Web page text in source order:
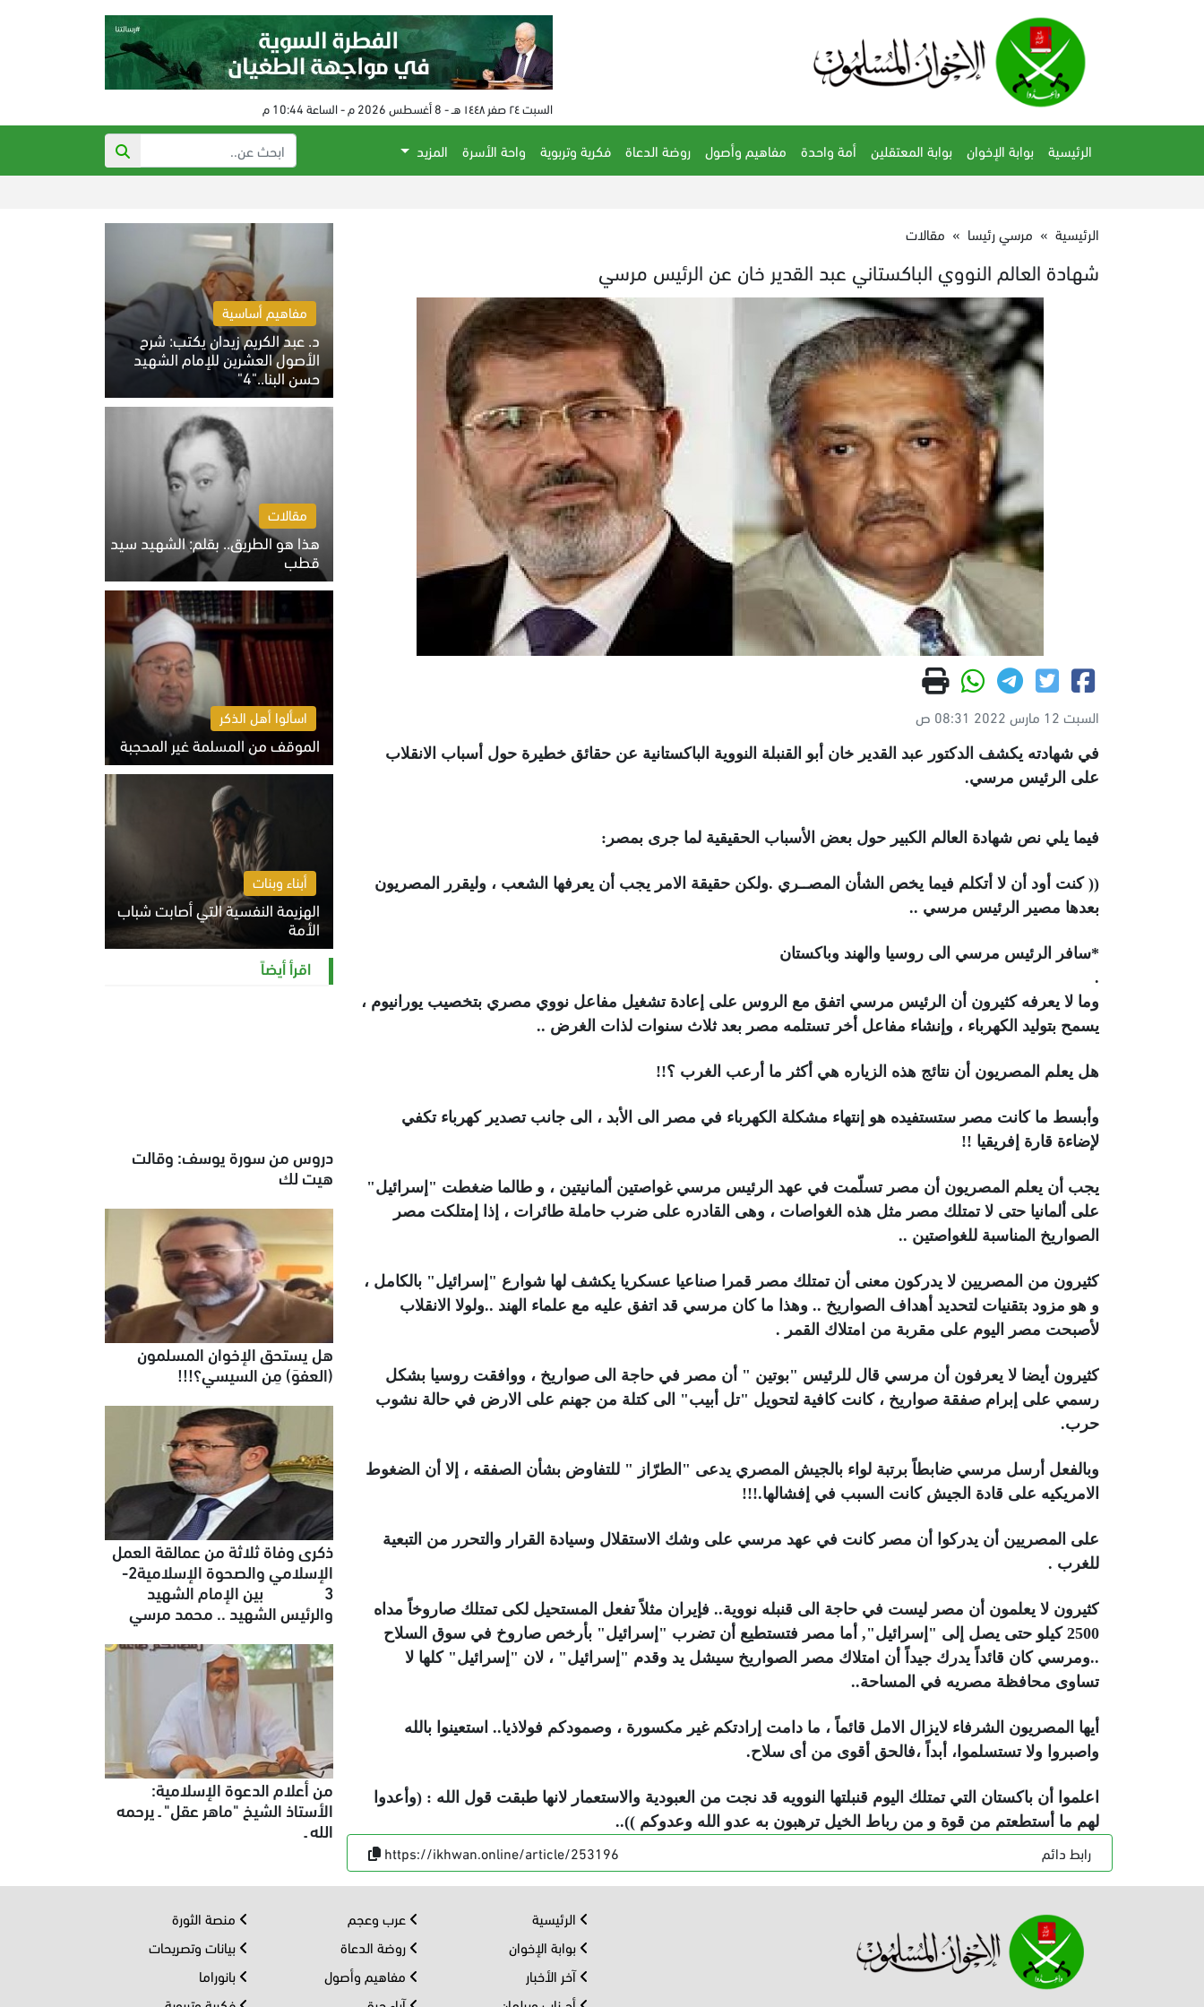
السبت ٢٤ صفر ١٤٤٨ هـ - 8 أغسطس 2026 م - الساعة 10:44 م
الرئيسية بوابة الإخوان بوابة المعتقلين أمة واحدة مفاهيم وأصول روضة الدعاة فكرية وتربوية واحة الأسرة
المزيد
الرئيسية » مرسي رئيسا » مقالات
شهادة العالم النووي الباكستاني عبد القدير خان عن الرئيس مرسي
السبت 12 مارس 2022 08:31 ص
في شهادته يكشف الدكتور عبد القدير خان أبو القنبلة النووية الباكستانية عن حقائق خطيرة حول أسباب الانقلاب
على الرئيس مرسي.
فيما يلي نص شهادة العالم الكبير حول بعض الأسباب الحقيقية لما جرى بمصر:
(( كنت أود أن لا أتكلم فيما يخص الشأن المصــري .ولكن حقيقة الامر يجب أن يعرفها الشعب ، وليقرر المصريون
بعدها مصير الرئيس مرسي ..
*سافر الرئيس مرسي الى روسيا والهند وباكستان
.
وما لا يعرفه كثيرون أن الرئيس مرسي اتفق مع الروس على إعادة تشغيل مفاعل نووي مصري بتخصيب يورانيوم ،
يسمح بتوليد الكهرباء ، وإنشاء مفاعل أخر تستلمه مصر بعد ثلاث سنوات لذات الغرض ..
هل يعلم المصريون أن نتائج هذه الزياره هي أكثر ما أرعب الغرب ؟!!
وأبسط ما كانت مصر ستستفيده هو إنتهاء مشكلة الكهرباء في مصر الى الأبد ، الى جانب تصدير كهرباء تكفي
لإضاءة قارة إفريقيا !!
يجب أن يعلم المصريون أن مصر تسلّمت في عهد الرئيس مرسي غواصتين ألمانيتين ، و طالما ضغطت "إسرائيل"
على ألمانيا حتى لا تمتلك مصر مثل هذه الغواصات ، وهى القادره على ضرب حاملة طائرات ، إذا إمتلكت مصر
الصواريخ المناسبة للغواصتين ..
كثيرون من المصريين لا يدركون معنى أن تمتلك مصر قمرا صناعيا عسكريا يكشف لها شوارع "إسرائيل" بالكامل ،
و هو مزود بتقنيات لتحديد أهداف الصواريخ .. وهذا ما كان مرسي قد اتفق عليه مع علماء الهند ..ولولا الانقلاب
لأصبحت مصر اليوم على مقربة من امتلاك القمر .
كثيرون أيضا لا يعرفون أن مرسي قال للرئيس "بوتين " أن مصر في حاجة الى صواريخ ، ووافقت روسيا بشكل
رسمي على إبرام صفقة صواريخ ، كانت كافية لتحويل "تل أبيب" الى كتلة من جهنم على الارض في حالة نشوب
حرب.
وبالفعل أرسل مرسي ضابطاً برتبة لواء بالجيش المصري يدعى "الطرّاز " للتفاوض بشأن الصفقه ، إلا أن الضغوط
الامريكيه على قادة الجيش كانت السبب في إفشالها.!!!
على المصريين أن يدركوا أن مصر كانت في عهد مرسي على وشك الاستقلال وسيادة القرار والتحرر من التبعية
للغرب .
كثيرون لا يعلمون أن مصر ليست في حاجة الى قنبله نووية.. فإيران مثلاً تفعل المستحيل لكى تمتلك صاروخاً مداه
2500 كيلو حتى يصل إلى "إسرائيل", أما مصر فتستطيع أن تضرب "إسرائيل" بأرخص صاروخ في سوق السلاح
..ومرسي كان قائداً يدرك جيداً أن امتلاك مصر الصواريخ سيشل يد وقدم "إسرائيل" ، لان "إسرائيل" كلها لا
تساوى محافظة مصريه في المساحة..
أيها المصريون الشرفاء لايزال الامل قائماً ، ما دامت إرادتكم غير مكسورة ، وصمودكم فولاذيا.. استعينوا بالله
واصبروا ولا تستسلموا، أبداً ،فالحق أقوى من أى سلاح.
اعلموا أن باكستان التي تمتلك اليوم قنبلتها النوويه قد نجت من العبودية والاستعمار لانها طبقت قول الله : (وأعدوا
لهم ما أستطعتم من قوة و من رباط الخيل ترهبون به عدو الله وعدوكم ))..
رابط دائم https://ikhwan.online/article/253196
مفاهيم أساسية
د. عبد الكريم زيدان يكتب: شرح
الأصول العشرين للإمام الشهيد
حسن البنا.."4"
الخميس 6 أغسطس 2026 10:27 ص
مقالات
هذا هو الطريق.. بقلم: الشهيد سيد
قطب
الخميس 6 أغسطس 2026 10:52 ص
اسألوا أهل الذكر
الموقف من المسلمة غير المحجبة
الخميس 6 أغسطس 2026 10:45 ص
أبناء وبنات
الهزيمة النفسية التي أصابت شباب
الأمة
الخميس 6 أغسطس 2026 11:12 ص
اقرأ أيضاً
دروس من سورة يوسف: وقالت
هيت لك
هل يستحق الإخوان المسلمون
(العفوَ) مِن السيسي؟!!!
ذكرى وفاة ثلاثة من عمالقة العمل
الإسلامي والصحوة الإسلامية2-
3 بين الإمام الشهيد
والرئيس الشهيد .. محمد مرسي
من أعلام الدعوة الإسلامية:
الأستاذ الشيخ "ماهر عقل" ـ يرحمه
الله ـ
الرئيسية
بوابة الإخوان
آخر الأخبار
عرب وعجم
روضة الدعاة
مفاهيم وأصول
منصة الثورة
بيانات وتصريحات
بانوراما